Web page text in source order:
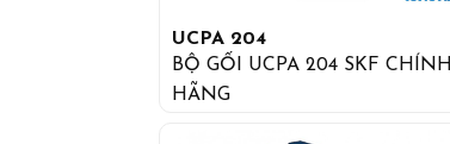
UCPA 204
BỘ GỐI UCPA 204 SKF CHÍNH
HÃNG